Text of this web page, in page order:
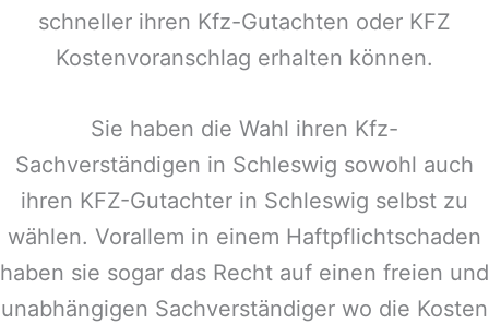
schneller ihren Kfz-Gutachten oder KFZ
Kostenvoranschlag erhalten können.
Sie haben die Wahl ihren Kfz-
Sachverständigen in Schleswig sowohl auch
ihren KFZ-Gutachter in Schleswig selbst zu
wählen. Vorallem in einem Haftpflichtschaden
haben sie sogar das Recht auf einen freien und
unabhängigen Sachverständiger wo die Kosten